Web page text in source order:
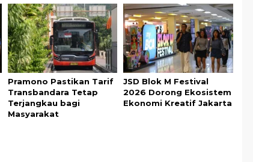
Pramono Pastikan Tarif
Transbandara Tetap
Terjangkau bagi
Masyarakat
JSD Blok M Festival
2026 Dorong Ekosistem
Ekonomi Kreatif Jakarta